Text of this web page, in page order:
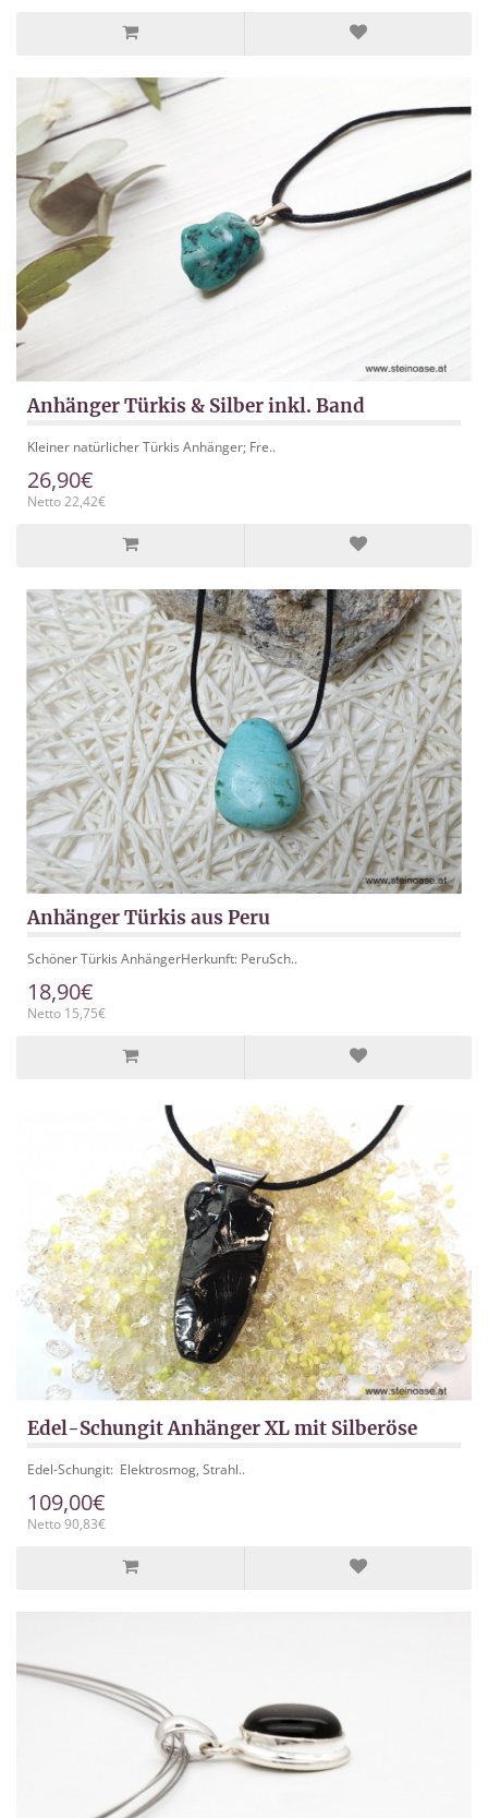
Anhänger Türkis & Silber inkl. Band
Kleiner natürlicher Türkis Anhänger; Fre..
26,90€
Netto 22,42€
Anhänger Türkis aus Peru
Schöner Türkis AnhängerHerkunft: PeruSch..
18,90€
Netto 15,75€
Edel-Schungit Anhänger XL mit Silberöse
Edel-Schungit: Elektrosmog, Strahl..
109,00€
Netto 90,83€